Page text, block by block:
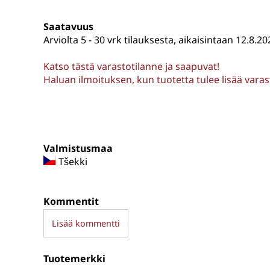
Saatavuus
Arviolta 5 - 30 vrk tilauksesta, aikaisintaan
Katso tästä varastotilanne ja saapuvat!
Haluan ilmoituksen, kun tuotetta tulee lisää
Valmistusmaa
Tšekki
Kommentit
Lisää kommentti
Tuotemerkki